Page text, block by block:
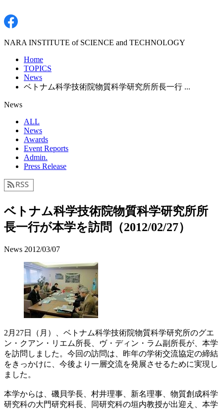
NARA INSTITUTE of SCIENCE and TECHNOLOGY
Home
TOPICS
News
ベトナム科学技術院物質科学研究所所長一行 ...
News
ALL
News
Awards
Event Reports
Admin.
Press Release
ベトナム科学技術院物質科学研究所所
長一行が本学を訪問（2012/02/27）
News 2012/03/07
2月27日（月）、ベトナム科学技術院物質科学研究所のグエ
ン・クアン・リエム所長、ヴ・ディン・ラム副所長が、本学
を訪問しました。今回の訪問は、昨年の学術交流協定の締結
をきっかけに、今後より一層交流を発展させるために実現し
ました。
本学からは、磯貝学長、村井理事、新名理事、物質創成科学
研究科の大門研究科長、同研究科の垣内教授が出迎え、本学